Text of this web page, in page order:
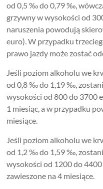
od 0,5 ‰ do 0,79 ‰,
grzywny w wysokości od
naruszenia powodują
euro). W przypadku
prawo jazdy może zostać
Jeśli poziom alkoholu we
od 0,8 ‰ do 1,19 ‰,
wysokości od 800 do 3700
1 miesiąc, a w przypadku
miesiące.
Jeśli poziom alkoholu we
od 1,2 ‰ do 1,59 ‰,
wysokości od 1200 do
zawieszone na 4 miesiące.